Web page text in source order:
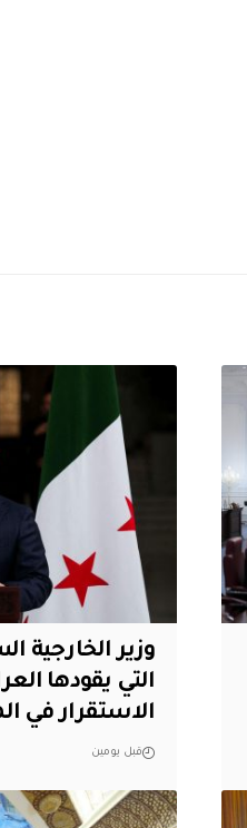
وزير الخارجية
التي يقودها
الاستقرار في
قبل يومين